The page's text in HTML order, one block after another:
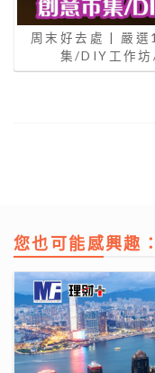
周末好去處 | 嚴選
集/DIY工作坊
您也可能感興趣：